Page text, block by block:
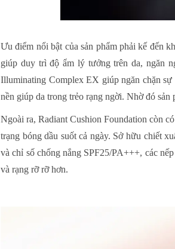
Ưu điểm nổi bật của sản phẩm phải kế đến
giúp duy trì độ ẩm lý tưởng trên da, ngăn
Illuminating Complex EX giúp ngăn chặn sự
nền giúp da trong trẻo rạng ngời. Nhờ đó sản
Ngoài ra, Radiant Cushion Foundation còn
trạng bóng dầu suốt cả ngày. Sở hữu chiết
và chỉ số chống nắng SPF25/PA+++, các
và rạng rỡ rỡ hơn.